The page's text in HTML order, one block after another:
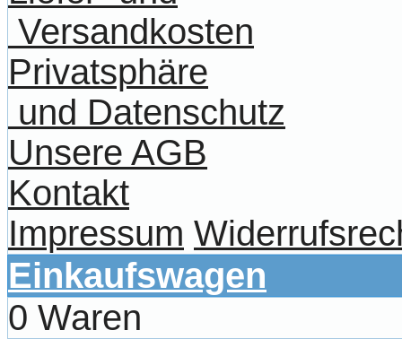
Versandkosten
Privatsphäre
und Datenschutz
Unsere AGB
Kontakt
Impressum
Einkaufswagen
0 Waren